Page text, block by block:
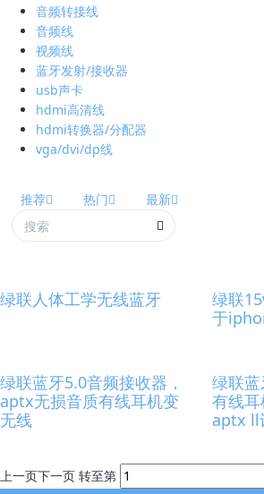
音频转接线
音频线
视频线
蓝牙发射/接收器
usb声卡
hdmi高清线
hdmi转换器/分配器
vga/dvi/dp线
推荐 热门 最新
绿联人体工学无线蓝牙
绿联
于
绿联蓝牙5.0音频接收器，
aptx无损音质有线耳机变
无线
绿联蓝
有线
aptx ll
上一页下一页 转至第